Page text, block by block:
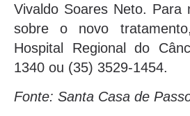
Vivaldo Soares Neto. Para
sobre o novo
Hospital Regional do
1340 ou (35) 3529-1454.
Fonte: Santa Casa de